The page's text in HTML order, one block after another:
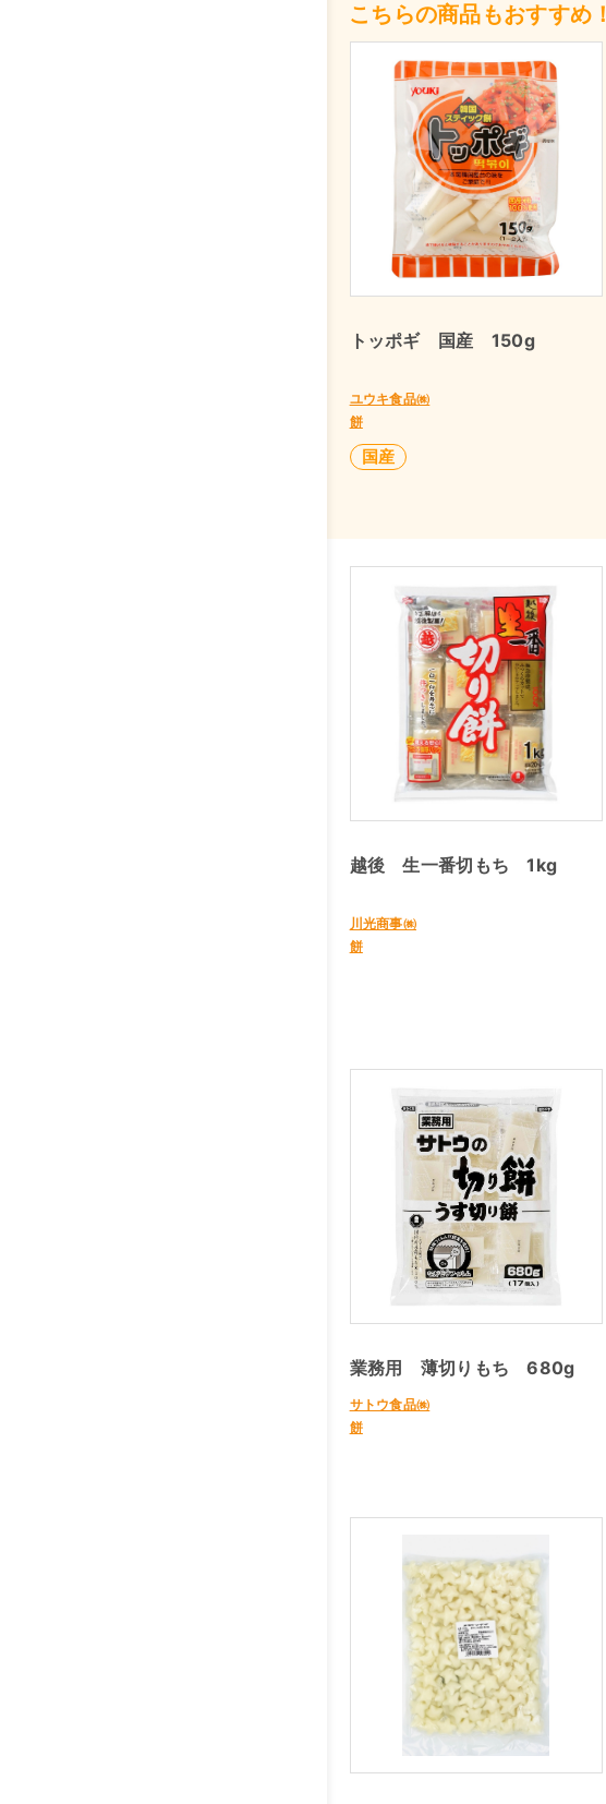
こちらの商品もおすすめ！
トッポギ 国産 150g
ユウキ食品㈱
餅
国産
越後 生一番切もち 1kg
川光商事㈱
餅
業務用 薄切りもち 680g
サトウ食品㈱
餅